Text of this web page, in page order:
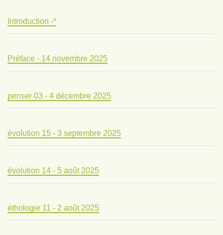
Introduction -*
Préface - 14 novembre 2025
penser 03 - 4 décembre 2025
évolution 15 - 3 septembre 2025
évolution 14 - 5 août 2025
éthologie 11 - 2 août 2025